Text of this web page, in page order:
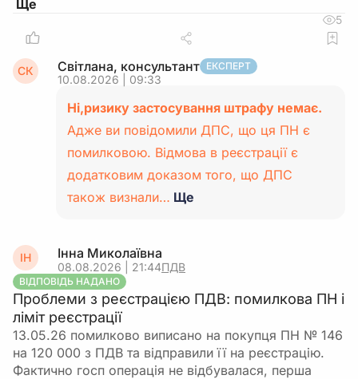
5
СК Світлана, консультант ЕКСПЕРТ
10.08.2026 | 09:33
Ні,ризику застосування штрафу немає.
Адже ви повідомили ДПС, що ця ПН є
помилковою. Відмова в реєстрації є
додатковим доказом того, що ДПС
також визнали… Ще
ІН Інна Миколаївна
08.08.2026 | 21:44ПДВ
ВІДПОВІДЬ НАДАНО
Проблеми з реєстрацією ПДВ: помилкова ПН і
ліміт реєстрації
13.05.26 помилково виписано на покупця ПН № 146
на 120 000 з ПДВ та відправили її на реєстрацію.
Фактично госп операція не відбувалася, перша